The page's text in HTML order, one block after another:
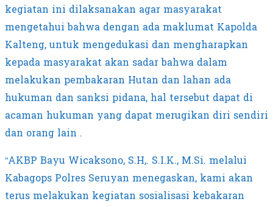
kegiatan ini dilaksanakan agar masyarakat
mengetahui bahwa dengan ada maklumat Kapolda
Kalteng, untuk mengedukasi dan mengharapkan
kepada masyarakat akan sadar bahwa dalam
melakukan pembakaran Hutan dan lahan ada
hukuman dan sanksi pidana, hal tersebut dapat di
acaman hukuman yang dapat merugikan diri sendiri
dan orang lain .
“AKBP Bayu Wicaksono, S.H,. S.I.K., M.Si. melalui
Kabagops Polres Seruyan menegaskan, kami akan
terus melakukan kegiatan sosialisasi kebakaran